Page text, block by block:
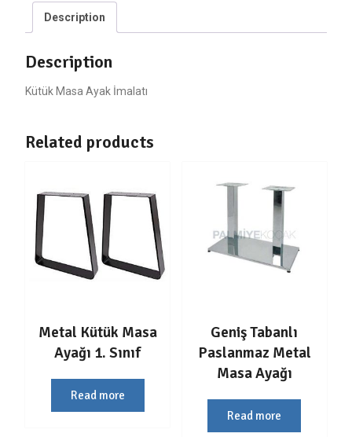
Description
Description
Kütük Masa Ayak İmalatı
Related products
Metal Kütük Masa
Ayağı 1. Sınıf
Read more
Geniş Tabanlı
Paslanmaz Metal
Masa Ayağı
Read more